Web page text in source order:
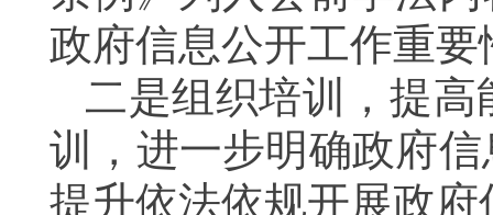
政府信息公开工作重要
二是组织培训，提
训，进一步明确政府
提升依法依规开展政